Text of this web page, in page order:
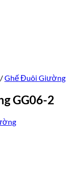
/Ghế Đuôi Giường
GG06-2